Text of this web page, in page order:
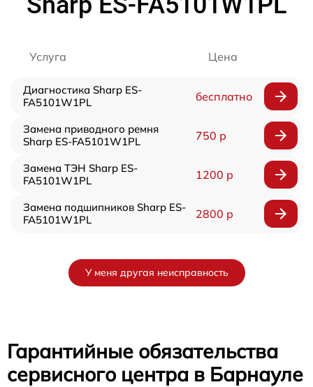
Услуга Цена
Диагностика Sharp ES-
FA5101W1PL
бесплатно
Замена приводного ремня
Sharp ES-FA5101W1PL
750 р
Замена ТЭН Sharp ES-
FA5101W1PL
1200 р
Замена подшипников Sharp ES-
FA5101W1PL
2800 р
У меня другая неисправность
Гарантийные обязательства
сервисного центра в Барнауле